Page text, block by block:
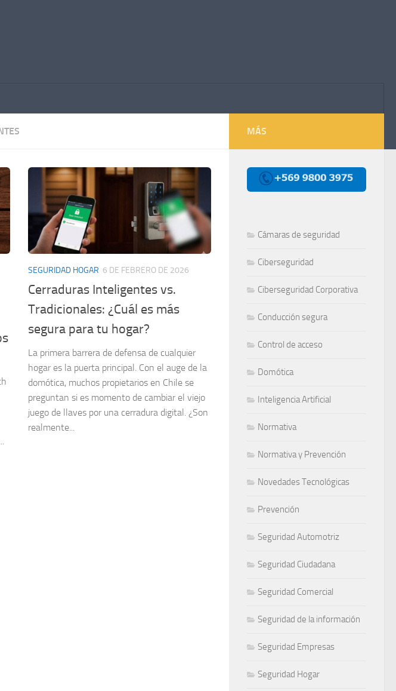
SEGURIDAD HOGAR 6 DE FEBRERO DE 2026
Cerraduras Inteligentes vs.
Tradicionales: ¿Cuál es más
segura para tu hogar?
La primera barrera de defensa de cualquier
hogar es la puerta principal. Con el auge de la
domótica, muchos propietarios en Chile se
preguntan si es momento de cambiar el viejo
juego de llaves por una cerradura digital. ¿Son
realmente...
MÁS
Cámaras de seguridad
Ciberseguridad
Ciberseguridad Corporativa
Conducción segura
Control de acceso
Domótica
Inteligencia Artificial
Normativa
Normativa y Prevención
Novedades Tecnológicas
Prevención
Seguridad Automotriz
Seguridad Ciudadana
Seguridad Comercial
Seguridad de la información
Seguridad Empresas
Seguridad Hogar